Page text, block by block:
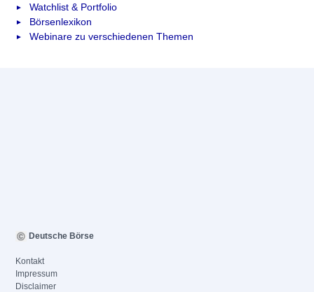
Watchlist & Portfolio
Börsenlexikon
Webinare zu verschiedenen Themen
Deutsche Börse
Kontakt
Impressum
Disclaimer